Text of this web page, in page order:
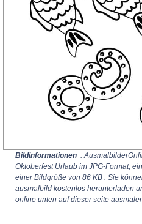
Bildinformationen :
Oktoberfest Urlaub im JPG-Format,
einer Bildgröße von 86 KB . Sie
ausmalbild kostenlos herunterladen
online unten auf dieser seite